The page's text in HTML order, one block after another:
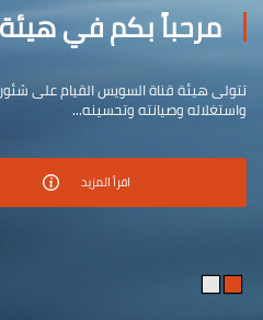
مرحباً بكم في
تتولى هيئة قناة السويس القيام على
واستغلاله وصيانته وتحسينه...
اقرأ المزيد